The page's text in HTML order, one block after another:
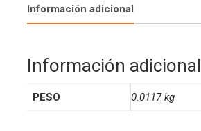
(500
MTS)
i
e
:
Información adicional
Información adicional
PESO 0.0117 kg